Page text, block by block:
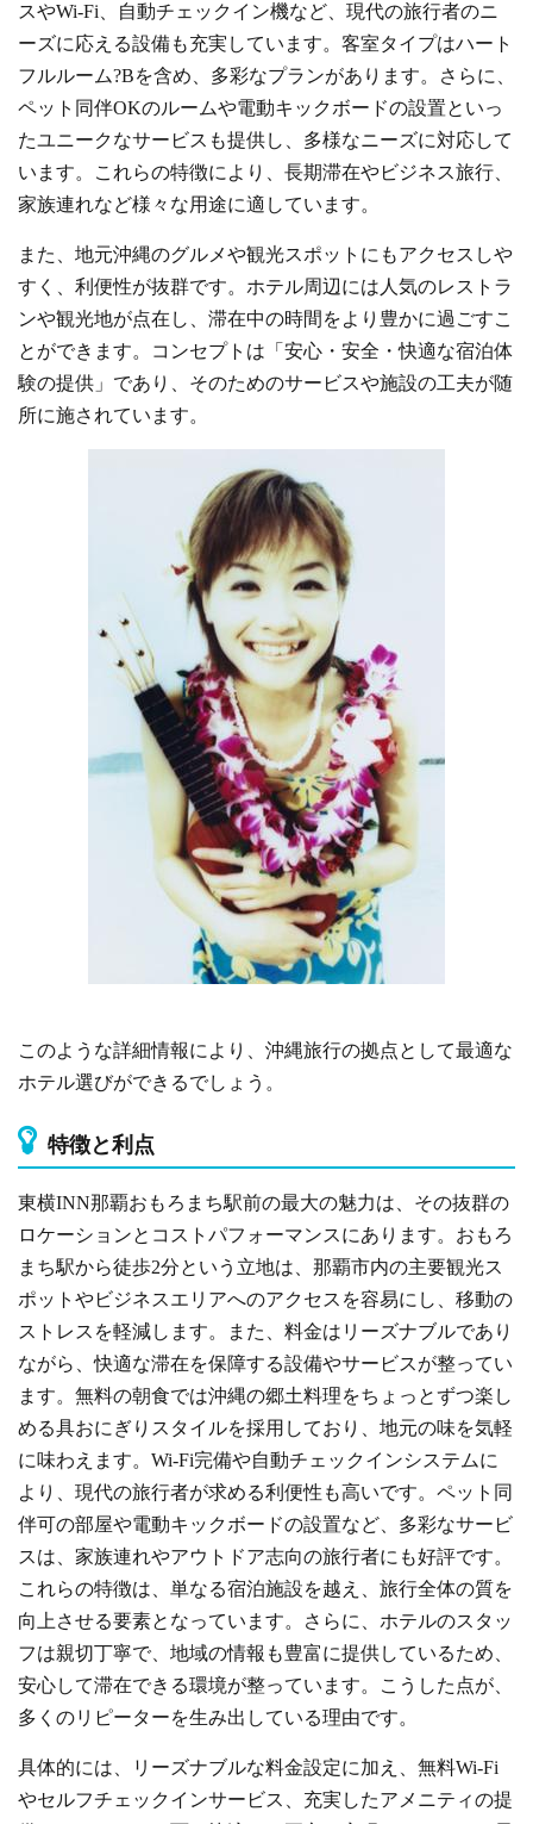
スやWi-Fi、自動チェックイン機など、現代の旅行者のニ
ーズに応える設備も充実しています。客室タイプはハート
フルルーム?Bを含め、多彩なプランがあります。さらに、
ペット同伴OKのルームや電動キックボードの設置といっ
たユニークなサービスも提供し、多様なニーズに対応して
います。これらの特徴により、長期滞在やビジネス旅行、
家族連れなど様々な用途に適しています。
また、地元沖縄のグルメや観光スポットにもアクセスしや
すく、利便性が抜群です。ホテル周辺には人気のレストラ
ンや観光地が点在し、滞在中の時間をより豊かに過ごすこ
とができます。コンセプトは「安心・安全・快適な宿泊体
験の提供」であり、そのためのサービスや施設の工夫が随
所に施されています。
このような詳細情報により、沖縄旅行の拠点として最適な
ホテル選びができるでしょう。
特徴と利点
東横INN那覇おもろまち駅前の最大の魅力は、その抜群の
ロケーションとコストパフォーマンスにあります。おもろ
まち駅から徒歩2分という立地は、那覇市内の主要観光ス
ポットやビジネスエリアへのアクセスを容易にし、移動の
ストレスを軽減します。また、料金はリーズナブルであり
ながら、快適な滞在を保障する設備やサービスが整ってい
ます。無料の朝食では沖縄の郷土料理をちょっとずつ楽し
める具おにぎりスタイルを採用しており、地元の味を気軽
に味わえます。Wi-Fi完備や自動チェックインシステムに
より、現代の旅行者が求める利便性も高いです。ペット同
伴可の部屋や電動キックボードの設置など、多彩なサービ
スは、家族連れやアウトドア志向の旅行者にも好評です。
これらの特徴は、単なる宿泊施設を越え、旅行全体の質を
向上させる要素となっています。さらに、ホテルのスタッ
フは親切丁寧で、地域の情報も豊富に提供しているため、
安心して滞在できる環境が整っています。こうした点が、
多くのリピーターを生み出している理由です。
具体的には、リーズナブルな料金設定に加え、無料Wi-Fi
やセルフチェックインサービス、充実したアメニティの提